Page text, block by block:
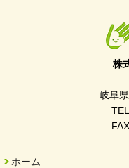
令和7年度 岐阜県スポ
岐阜県「働いてもらい
株
岐阜
ホーム